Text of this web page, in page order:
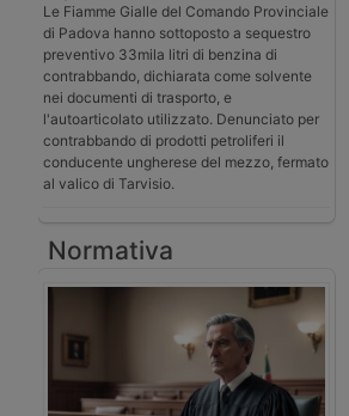
Le Fiamme Gialle del Comando Provinciale
di Padova hanno sottoposto a sequestro
preventivo 33mila litri di benzina di
contrabbando, dichiarata come solvente
nei documenti di trasporto, e
l'autoarticolato utilizzato. Denunciato per
contrabbando di prodotti petroliferi il
conducente ungherese del mezzo, fermato
al valico di Tarvisio.
Normativa